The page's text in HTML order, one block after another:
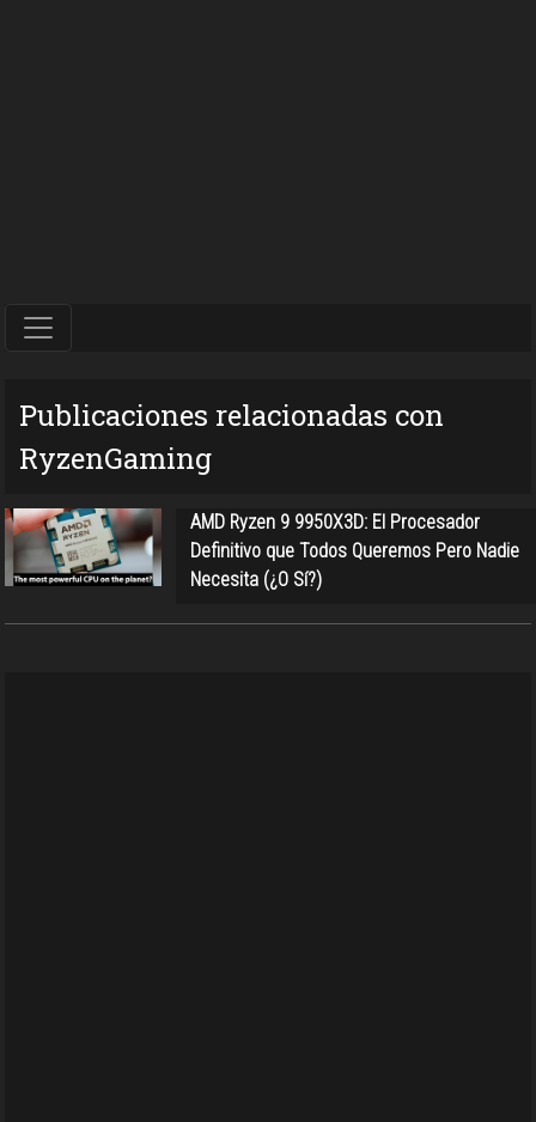
Publicaciones relacionadas con
RyzenGaming
AMD Ryzen 9 9950X3D: El Procesador
Definitivo que Todos Queremos Pero Nadie
Necesita (¿O Sí?)